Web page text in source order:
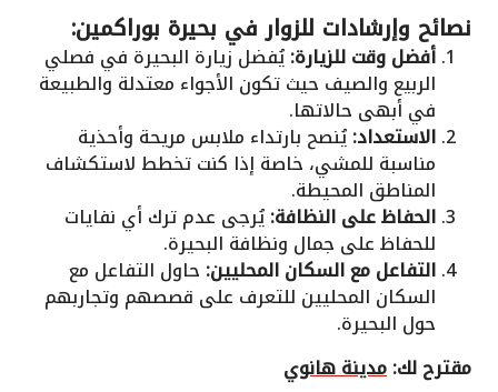
نصائح وإرشادات للزوار في بحيرة بوراكمين:
أفضل وقت للزيارة:يُفضل زيارة البحيرة في فصلي
الربيع والصيف حيث تكون الأجواء معتدلة والطبيعة
في أبهى حالاتها.
الاستعداد:يُنصح بارتداء ملابس مريحة وأحذية
مناسبة للمشي، خاصة إذا كنت تخطط لاستكشاف
المناطق المحيطة.
الحفاظ على النظافة:يُرجى عدم ترك أي نفايات
للحفاظ على جمال ونظافة البحيرة.
التفاعل مع السكان المحليين: حاول التفاعل مع
السكان المحليين للتعرف على قصصهم وتجاربهم
حول البحيرة.
مقترح لك:مدينة هانوي